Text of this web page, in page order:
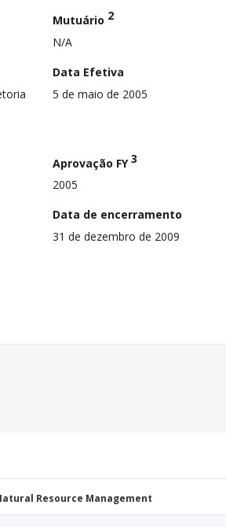
Mutuário 2
N/A
Data Efetiva
5 de maio de 2005
Aprovação FY3
2005
Data de encerramento
31 de dezembro de 2009
Resource Management